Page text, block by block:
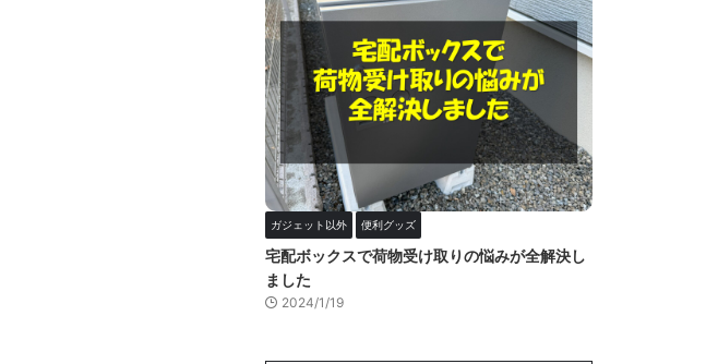
ガジェット以外 便利グッズ
宅配ボックスで荷物受け取りの悩みが全解決し
ました
2024/1/19